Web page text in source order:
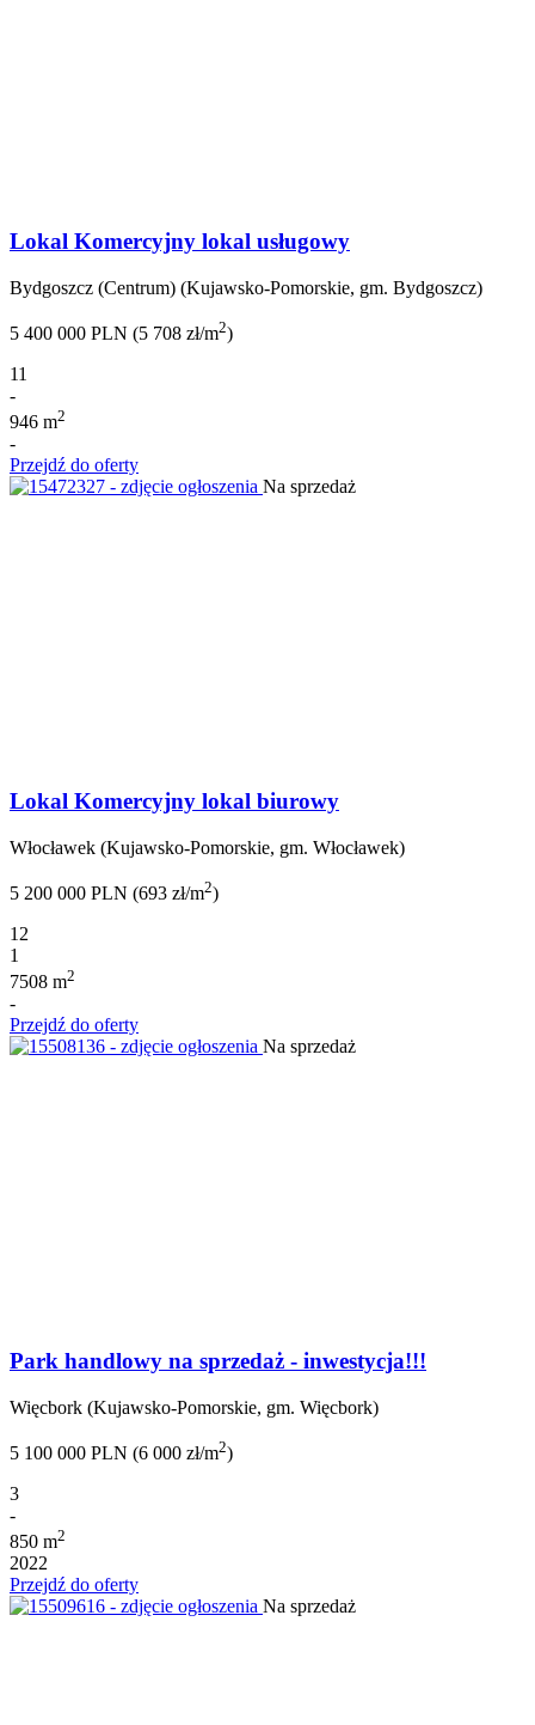
Lokal Komercyjny lokal usługowy
Bydgoszcz (Centrum) (Kujawsko-Pomorskie, gm. Bydgoszcz)
5 400 000 PLN (5 708 zł/m2)
11
-
946 m2
-
Przejdź do oferty
Na sprzedaż
Lokal Komercyjny lokal biurowy
Włocławek (Kujawsko-Pomorskie, gm. Włocławek)
5 200 000 PLN (693 zł/m2)
12
1
7508 m2
-
Przejdź do oferty
Na sprzedaż
Park handlowy na sprzedaż - inwestycja!!!
Więcbork (Kujawsko-Pomorskie, gm. Więcbork)
5 100 000 PLN (6 000 zł/m2)
3
-
850 m2
2022
Przejdź do oferty
Na sprzedaż